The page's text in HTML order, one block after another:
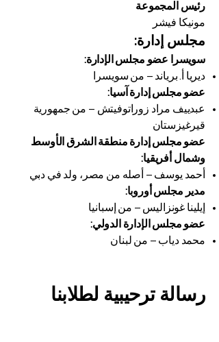
رئيس المجموعة
مونيكا فيشر
مجلس إدارة:
سويسرا عضو مجلس الإدارة:
ديريا أ. برياند – من سويسرا
عضو مجلس إدارة آسيا:
عبدييف مراد زوراتوفيتش – من جمهورية
قيرغيزستان
عضو مجلس إدارة منطقة الشرق الأوسط
وشمال أفريقيا:
أحمد يوسف – أصله من مصر، ولد في دبي
مدير مجلس أوروبا:
إيلينا غونزاليس – من إسبانيا
عضو مجلس الإدارة الدولي:
محمد دياب – من لبنان
رسالة ترحيبية لطلابنا